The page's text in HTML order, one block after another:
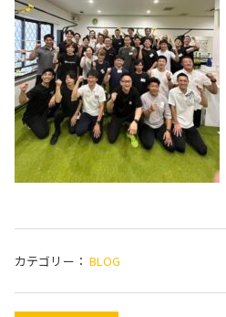
カテゴリー： BLOG